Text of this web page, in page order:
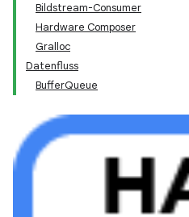
Bildstream-Consumer
Hardware Composer
Gralloc
Datenfluss
BufferQueue